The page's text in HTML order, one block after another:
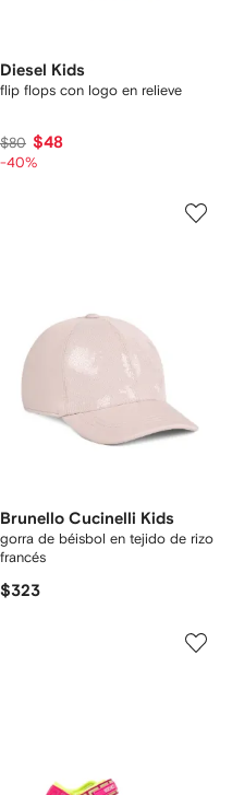
Diesel Kids
flip flops con logo en relieve
$80 $48
-40%
Brunello Cucinelli Kids
gorra de béisbol en tejido de rizo
francés
$323